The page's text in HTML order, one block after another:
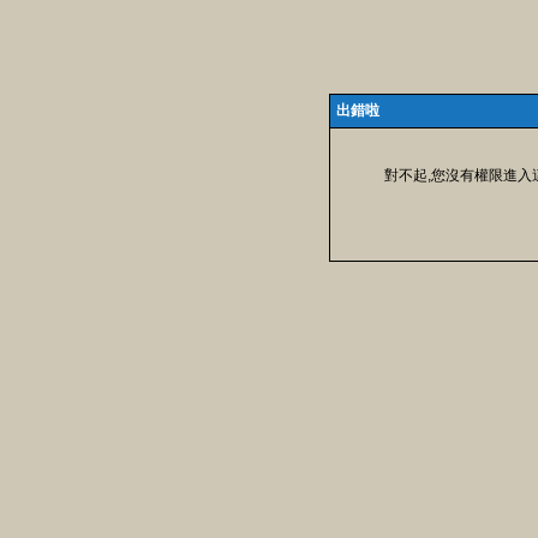
出錯啦
對不起,您沒有權限進入